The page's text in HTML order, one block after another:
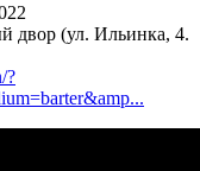
двор (ул. Ильинка, 4.
?